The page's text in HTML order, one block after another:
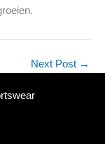
Next Post →